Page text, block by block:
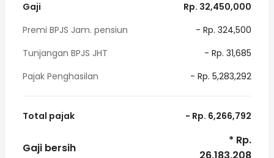
Gaji
Rp. 32,450,000
Premi BPJS Jam. pensiun
- Rp. 324,500
Tunjangan BPJS JHT
- Rp. 31,685
Pajak Penghasilan
- Rp. 5,283,292
Total pajak - Rp. 6,266,792
Gaji bersih
* Rp.